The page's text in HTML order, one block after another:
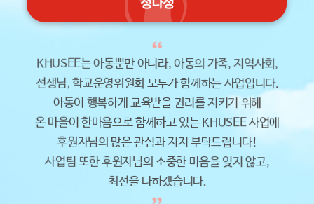
KHUSEE는 아동뿐만 아니라, 아동의 가족, 지역사회,
선생님, 학교운영위원회 모두가 함께하는 사업입니다.
아동이 행복하게 교육받을 권리를 지키기 위해
온 마을이 한마음으로 함께하고 있는 KHUSEE 사업에
후원자님의 많은 관심과 지지 부탁드립니다!
사업팀 또한 후원자님의 소중한 마음을 잊지 않고,
최선을 다하겠습니다.